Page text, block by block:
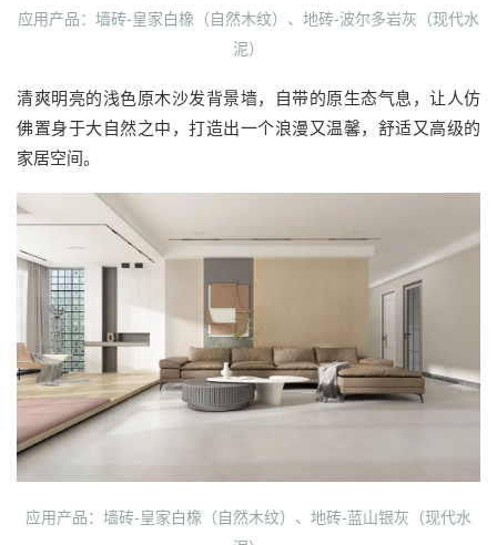
应用产品：墙砖-皇家白橡（自然木纹）、地砖-波尔多岩灰（现代水
泥）
清爽明亮的浅色原木沙发背景墙，自带的原生态气息，让人仿
佛置身于大自然之中，打造出一个浪漫又温馨，舒适又高级的
家居空间。
应用产品：墙砖-皇家白橡（自然木纹）、地砖-蓝山银灰（现代水